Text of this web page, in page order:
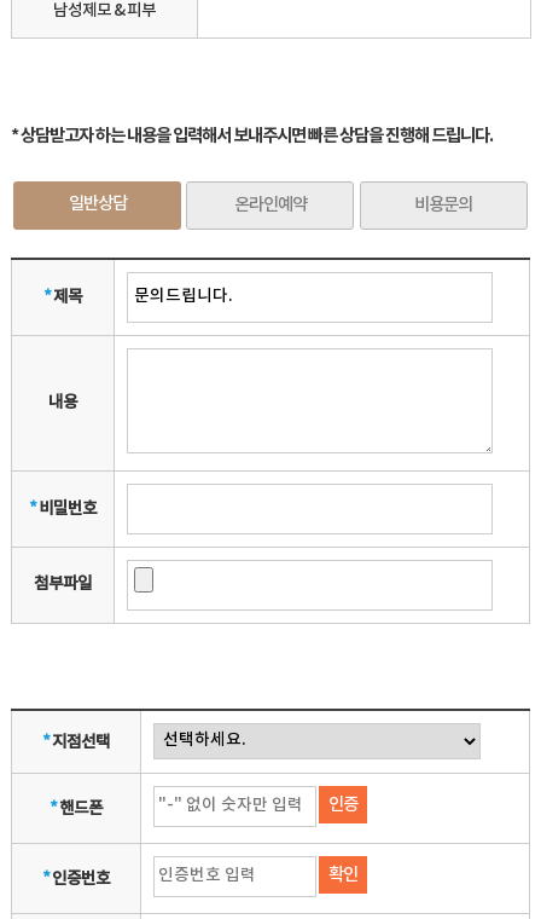
남성제모 & 피부
* 상담받고자 하는 내용을 입력해서 보내주시면 빠른 상담을 진행해 드립니다.
일반상담 온라인예약 비용문의
*제목
내용
*비밀번호
첨부파일
*지점선택
*핸드폰 인증
*인증번호 확인